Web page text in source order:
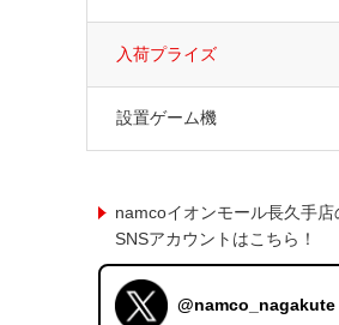
入荷プライズ
設置ゲーム機
namcoイオンモール長久手店
SNSアカウントはこちら！
@namco_nagakute